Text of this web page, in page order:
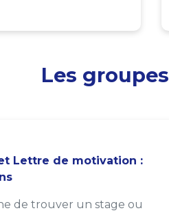
Les groupes
Lettre de motivation :
de trouver un stage ou